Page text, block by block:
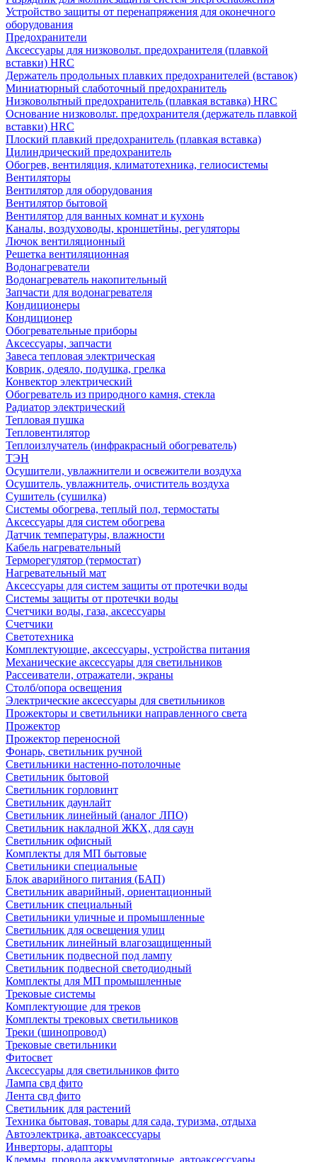
Устройство защиты от перенапряжения для оконечного
оборудования
Предохранители
Аксессуары для низковольт. предохранителя (плавкой
вставки) HRC
Держатель продольных плавких предохранителей (вставок)
Миниатюрный слаботочный предохранитель
Низковольтный предохранитель (плавкая вставка) HRC
Основание низковольт. предохранителя (держатель плавкой
вставки) HRC
Плоский плавкий предохранитель (плавкая вставка)
Цилиндрический предохранитель
Обогрев, вентиляция, климатотехника, гелиосистемы
Вентиляторы
Вентилятор для оборудования
Вентилятор бытовой
Вентилятор для ванных комнат и кухонь
Каналы, воздуховоды, кроншетйны, регуляторы
Лючок вентиляционный
Решетка вентиляционная
Водонагреватели
Водонагреватель накопительный
Запчасти для водонагревателя
Кондиционеры
Кондиционер
Обогревательные приборы
Аксессуары, запчасти
Завеса тепловая электрическая
Коврик, одеяло, подушка, грелка
Конвектор электрический
Обогреватель из природного камня, стекла
Радиатор электрический
Тепловая пушка
Тепловентилятор
Теплоизлучатель (инфракрасный обогреватель)
ТЭН
Осушители, увлажнители и освежители воздуха
Осушитель, увлажнитель, очиститель воздуха
Сушитель (сушилка)
Системы обогрева, теплый пол, термостаты
Аксессуары для систем обогрева
Датчик температуры, влажности
Кабель нагревательный
Терморегулятор (термостат)
Нагревательный мат
Аксессуары для систем защиты от протечки воды
Системы защиты от протечки воды
Счетчики воды, газа, аксессуары
Счетчики
Светотехника
Комплектующие, аксессуары, устройства питания
Механические аксессуары для светильников
Рассеиватели, отражатели, экраны
Столб/опора освещения
Электрические аксессуары для светильников
Прожекторы и светильники направленного света
Прожектор
Прожектор переносной
Фонарь, светильник ручной
Светильники настенно-потолочные
Светильник бытовой
Светильник горловинт
Светильник даунлайт
Светильник линейный (аналог ЛПО)
Светильник накладной ЖКХ, для саун
Светильник офисный
Комплекты для МП бытовые
Светильники специальные
Блок аварийного питания (БАП)
Светильник аварийный, ориентационный
Светильник специальный
Светильники уличные и промышленные
Светильник для освещения улиц
Светильник линейный влагозащищенный
Светильник подвесной под лампу
Светильник подвесной светодиодный
Комплекты для МП промышленные
Трековые системы
Комплектующие для треков
Комплекты трековых светильников
Треки (шинопровод)
Трековые светильники
Фитосвет
Аксессуары для светильников фито
Лампа свд фито
Лента свд фито
Светильник для растений
Техника бытовая, товары для сада, туризма, отдыха
Автоэлектрика, автоаксессуары
Инверторы, адапторы
Клеммы, провода аккумуляторные, автоаксессуары